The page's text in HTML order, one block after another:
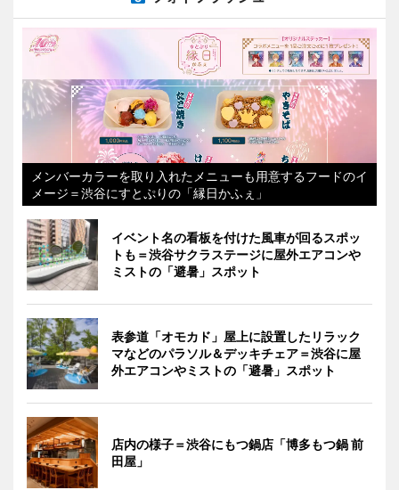
メンバーカラーを取り入れたメニューも用意するフードのイ
メージ＝渋谷にすとぷりの「縁日かふぇ」
イベント名の看板を付けた風車が回るスポッ
トも＝渋谷サクラステージに屋外エアコンや
ミストの「避暑」スポット
表参道「オモカド」屋上に設置したリラック
マなどのパラソル＆デッキチェア＝渋谷に屋
外エアコンやミストの「避暑」スポット
店内の様子＝渋谷にもつ鍋店「博多もつ鍋 前
田屋」